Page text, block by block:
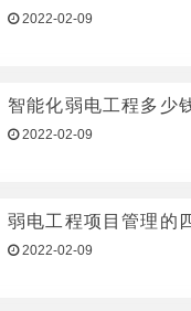
2022-02-09
智能化弱电工程多少
2022-02-09
弱电工程项目管理的
2022-02-09